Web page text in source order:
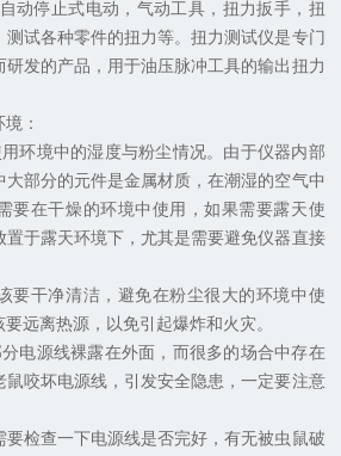
停止式电动，气动工具，扭力扳手，扭
试各种零件的扭力等。扭力测试仪是专门
发的产品，用于油压脉冲工具的输出扭力
：
境中的湿度与粉尘情况。由于仪器内部
部分的元件是金属材质，在潮湿的空气中
要在干燥的环境中使用，如果需要露天使
置于露天环境下，尤其是需要避免仪器直接
干净清洁，避免在粉尘很大的环境中使
远离热源，以免引起爆炸和火灾。
源线裸露在外面，而很多的场合中存在
鼠咬坏电源线，引发安全隐患，一定要注意
检查一下电源线是否完好，有无被虫鼠破